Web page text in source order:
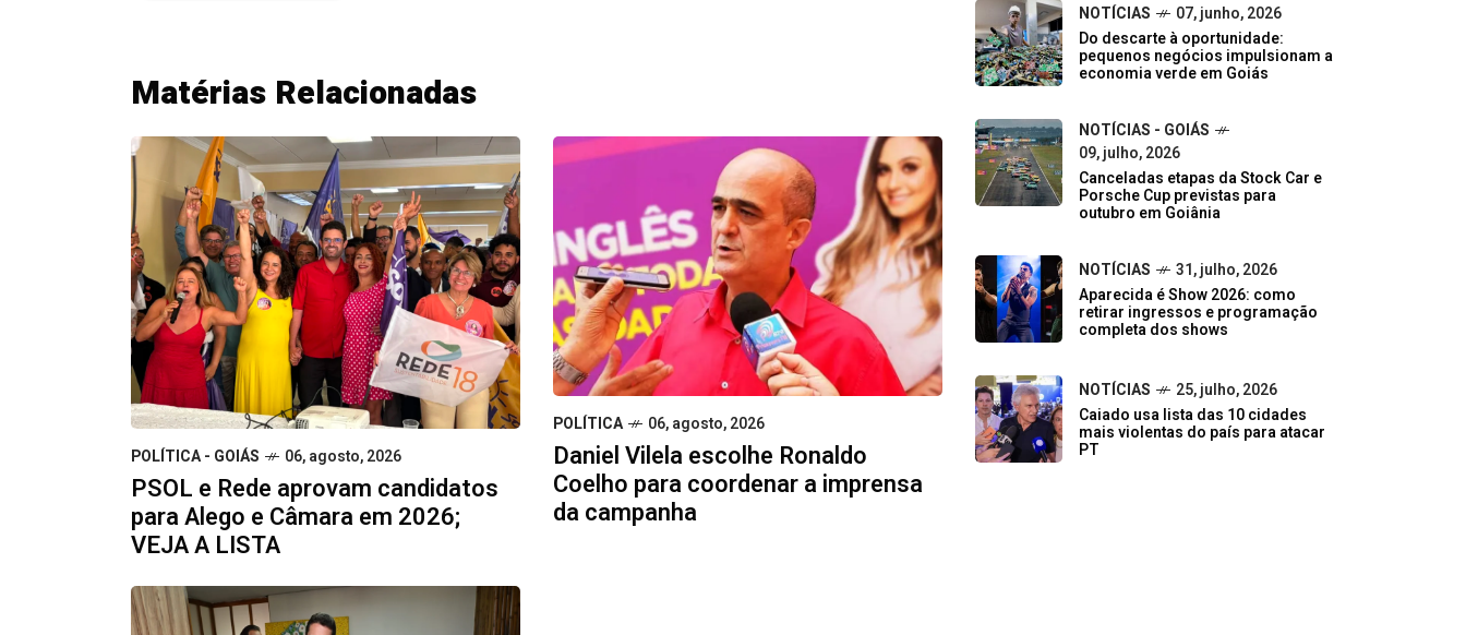
Matérias Relacionadas
POLÍTICA - GOIÁS 06, agosto, 2026
PSOL e Rede aprovam candidatos
para Alego e Câmara em 2026;
VEJA A LISTA
POLÍTICA 06, agosto, 2026
Daniel Vilela escolhe Ronaldo
Coelho para coordenar a imprensa
da campanha
NOTÍCIAS
07, junho, 2026
Do descarte à oportunidade:
pequenos negócios impulsionam a
economia verde em Goiás
NOTÍCIAS - GOIÁS
09, julho, 2026
Canceladas etapas da Stock Car e
Porsche Cup previstas para
outubro em Goiânia
NOTÍCIAS
31, julho, 2026
Aparecida é Show 2026: como
retirar ingressos e programação
completa dos shows
NOTÍCIAS
25, julho, 2026
Caiado usa lista das 10 cidades
mais violentas do país para atacar
PT